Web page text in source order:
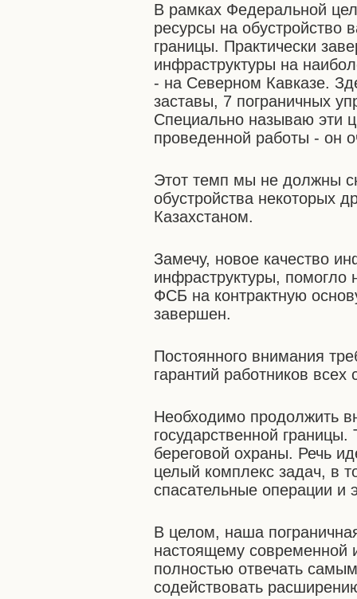
В рамках Федеральной
ресурсы на обустройство
границы. Практически
инфраструктуры на
- на Северном Кавказе.
заставы, 7 пограничных
Специально называю эти
проведенной работы - он
Этот темп мы не должны
обустройства некоторых
Казахстаном.
Замечу, новое качество
инфраструктуры, помогло
ФСБ на контрактную
завершен.
Постоянного внимания
гарантий работников
Необходимо продолжить
государственной
береговой охраны. Речь
целый комплекс задач, в
спасательные операции и
В целом, наша
настоящему современной
полностью отвечать
содействовать